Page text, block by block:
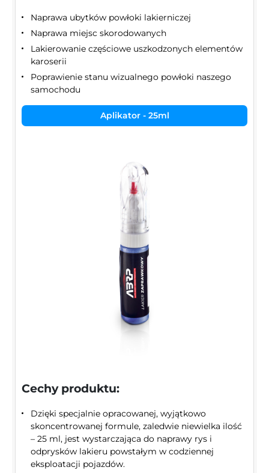
Naprawa ubytków powłoki lakierniczej
Naprawa miejsc skorodowanych
Lakierowanie częściowe uszkodzonych elementów
karoserii
Poprawienie stanu wizualnego powłoki naszego
samochodu
Aplikator - 25ml
Cechy produktu:
Dzięki specjalnie opracowanej, wyjątkowo
skoncentrowanej formule, zaledwie niewielka ilość
– 25 ml, jest wystarczająca do naprawy rys i
odprysków lakieru powstałym w codziennej
eksploatacji pojazdów.